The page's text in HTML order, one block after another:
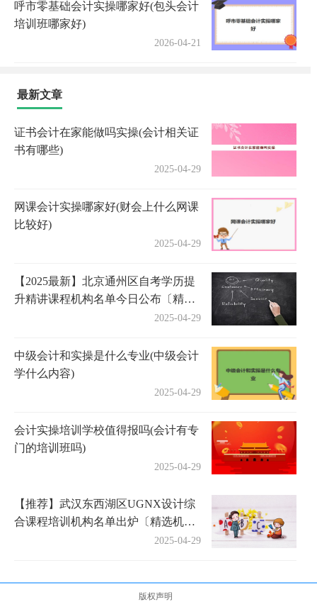
呼市零基础会计实操哪家好(包头会计
培训班哪家好)
2026-04-21
最新文章
证书会计在家能做吗实操(会计相关证
书有哪些)
2025-04-29
网课会计实操哪家好(财会上什么网课
比较好)
2025-04-29
【2025最新】北京通州区自考学历提
升精讲课程机构名单今日公布〔精选
2025-04-29
中级会计和实操是什么专业(中级会计
学什么内容)
2025-04-29
会计实操培训学校值得报吗(会计有专
门的培训班吗)
2025-04-29
【推荐】武汉东西湖区UGNX设计综
合课程培训机构名单出炉〔精选机构
2025-04-29
版权声明